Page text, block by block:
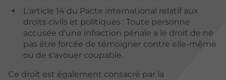
L'article 14 du Pacte international relatif aux
droits civils et politiques : Toute personne
accusée d'une infraction pénale a le droit de ne
pas être forcée de témoigner contre elle-même
ou de s'avouer coupable.
Ce droit est également consacré par la